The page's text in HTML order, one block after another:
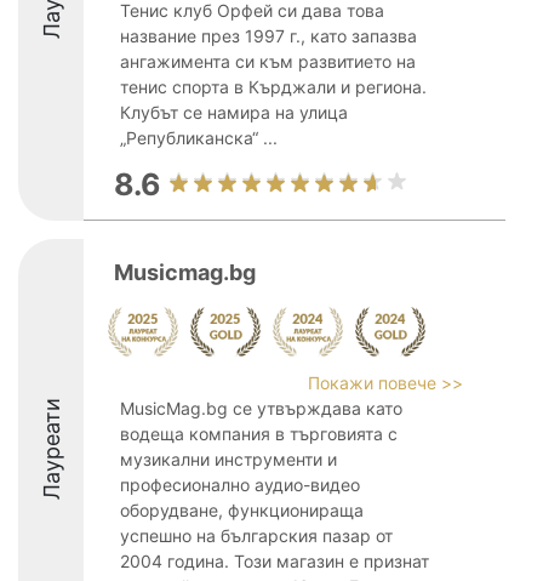
Тенис клуб Орфей си дава това
название през 1997 г., като запазва
ангажимента си към развитието на
тенис спорта в Кърджали и региона.
Клубът се намира на улица
„Републиканска“ ...
8.6
Лауреати
Musicmag.bg
Покажи повече >>
MusicMag.bg се утвърждава като
водеща компания в търговията с
музикални инструменти и
професионално аудио-видео
оборудване, функционираща
успешно на българския пазар от
2004 година. Този магазин е признат